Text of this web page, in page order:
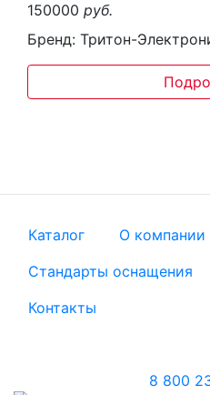
150000 руб.
Бренд: Тритон-
Каталог О компании
Стандарты оснащения
Контакты
8 800